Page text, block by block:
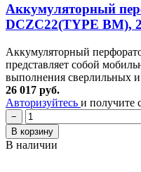
Аккумуляторный
DCZC22(TYPE BM),
Аккумуляторный
представляет собой
выполнения сверлильных
26 017 руб.
Авторизуйтесь и получите
−
В корзину
В наличии